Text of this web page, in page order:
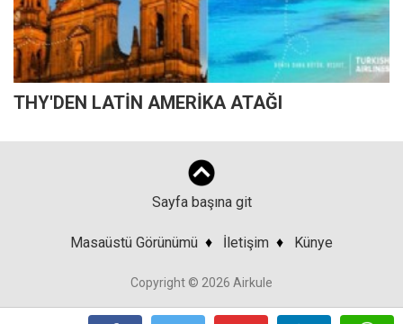
THY'DEN LATİN AMERİKA ATAĞI
Sayfa başına git
Masaüstü Görünümü ♦ İletişim ♦ Künye
Copyright © 2026 Airkule